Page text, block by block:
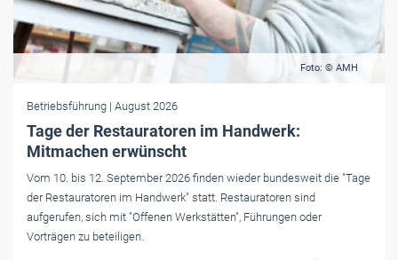
Foto: © AMH
Betriebsführung | August 2026
Tage der Restauratoren im Handwerk:
Mitmachen erwünscht
Vom 10. bis 12. September 2026 finden wieder bundesweit die "Tage
der Restauratoren im Handwerk" statt. Restauratoren sind
aufgerufen, sich mit "Offenen Werkstätten", Führungen oder
Vorträgen zu beteiligen.